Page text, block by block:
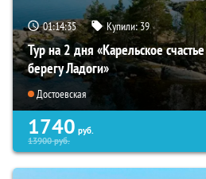
01:14:34 Купили:39
Тур на 2 дня «Карельское
берегу Ладоги»
Достоевская
1740 руб.
13900руб.